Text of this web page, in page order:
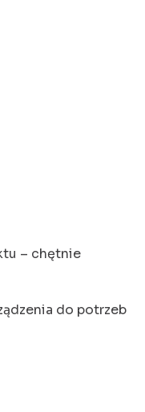
– chętnie
do potrzeb